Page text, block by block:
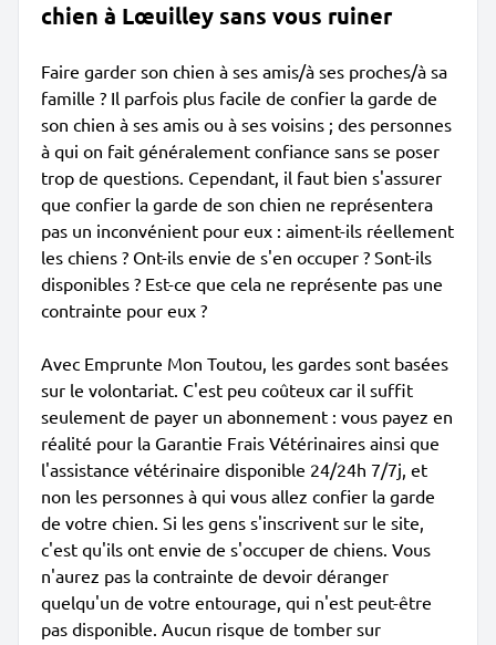
chien à Lœuilley sans vous ruiner
Faire garder son chien à ses amis/à ses proches/à sa
famille ? Il parfois plus facile de confier la garde de
son chien à ses amis ou à ses voisins ; des personnes
à qui on fait généralement confiance sans se poser
trop de questions. Cependant, il faut bien s'assurer
que confier la garde de son chien ne représentera
pas un inconvénient pour eux : aiment-ils réellement
les chiens ? Ont-ils envie de s'en occuper ? Sont-ils
disponibles ? Est-ce que cela ne représente pas une
contrainte pour eux ?
Avec Emprunte Mon Toutou, les gardes sont basées
sur le volontariat. C'est peu coûteux car il suffit
seulement de payer un abonnement : vous payez en
réalité pour la Garantie Frais Vétérinaires ainsi que
l'assistance vétérinaire disponible 24/24h 7/7j, et
non les personnes à qui vous allez confier la garde
de votre chien. Si les gens s'inscrivent sur le site,
c'est qu'ils ont envie de s'occuper de chiens. Vous
n'aurez pas la contrainte de devoir déranger
quelqu'un de votre entourage, qui n'est peut-être
pas disponible. Aucun risque de tomber sur